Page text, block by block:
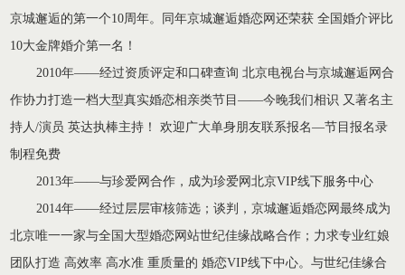
京城邂逅的第一个10周年。同年京城邂逅婚恋网还荣获 全国婚介评比
10大金牌婚介第一名！
2010年——经过资质评定和口碑查询 北京电视台与京城邂逅网合
作协力打造一档大型真实婚恋相亲类节目——今晚我们相识 又著名主
持人/演员 英达执棒主持！ 欢迎广大单身朋友联系报名—节目报名录
制程免费
2013年——与珍爱网合作，成为珍爱网北京VIP线下服务中心
2014年——经过层层审核筛选；谈判，京城邂逅婚恋网最终成为
北京唯一一家与全国大型婚恋网站世纪佳缘战略合作；力求专业红娘
团队打造 高效率 高水准 重质量的 婚恋VIP线下中心。与世纪佳缘合